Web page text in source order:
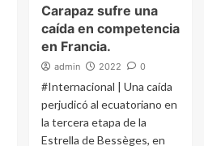
Carapaz sufre una
caída en competencia
en Francia.
admin 2022 0
#Internacional | Una caída
perjudicó al ecuatoriano en
la tercera etapa de la
Estrella de Bessèges, en